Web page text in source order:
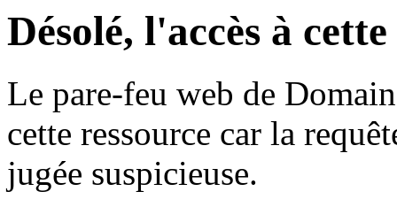
Désolé, l'accès à
Le pare-feu web de
cette ressource car la
jugée suspicieuse.